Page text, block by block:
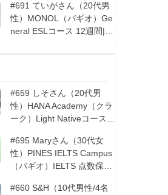
ピン留学5回目リピータ
ー）| フィリピン留学
#691 ていがさん（20代男
性）MONOL（バギオ）Ge
neral ESLコース 12週間|
#659 しそさん（20代男
性）HANA Academy（クラ
ーク）Light Nativeコース 4
#695 Maryさん（30代女
性）PINES IELTS Campus
（バギオ）IELTS 点数保証
#660 S&H（10代男性/4名